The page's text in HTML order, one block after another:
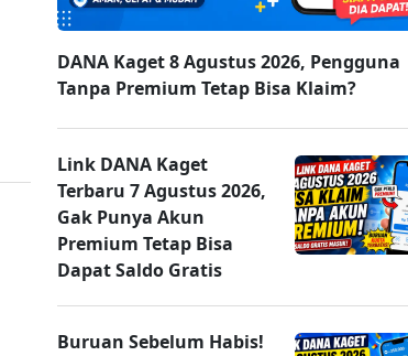
DANA Kaget 8 Agustus 2026, Pengguna
Tanpa Premium Tetap Bisa Klaim?
Link DANA Kaget
Terbaru 7 Agustus 2026,
Gak Punya Akun
Premium Tetap Bisa
Dapat Saldo Gratis
Buruan Sebelum Habis!